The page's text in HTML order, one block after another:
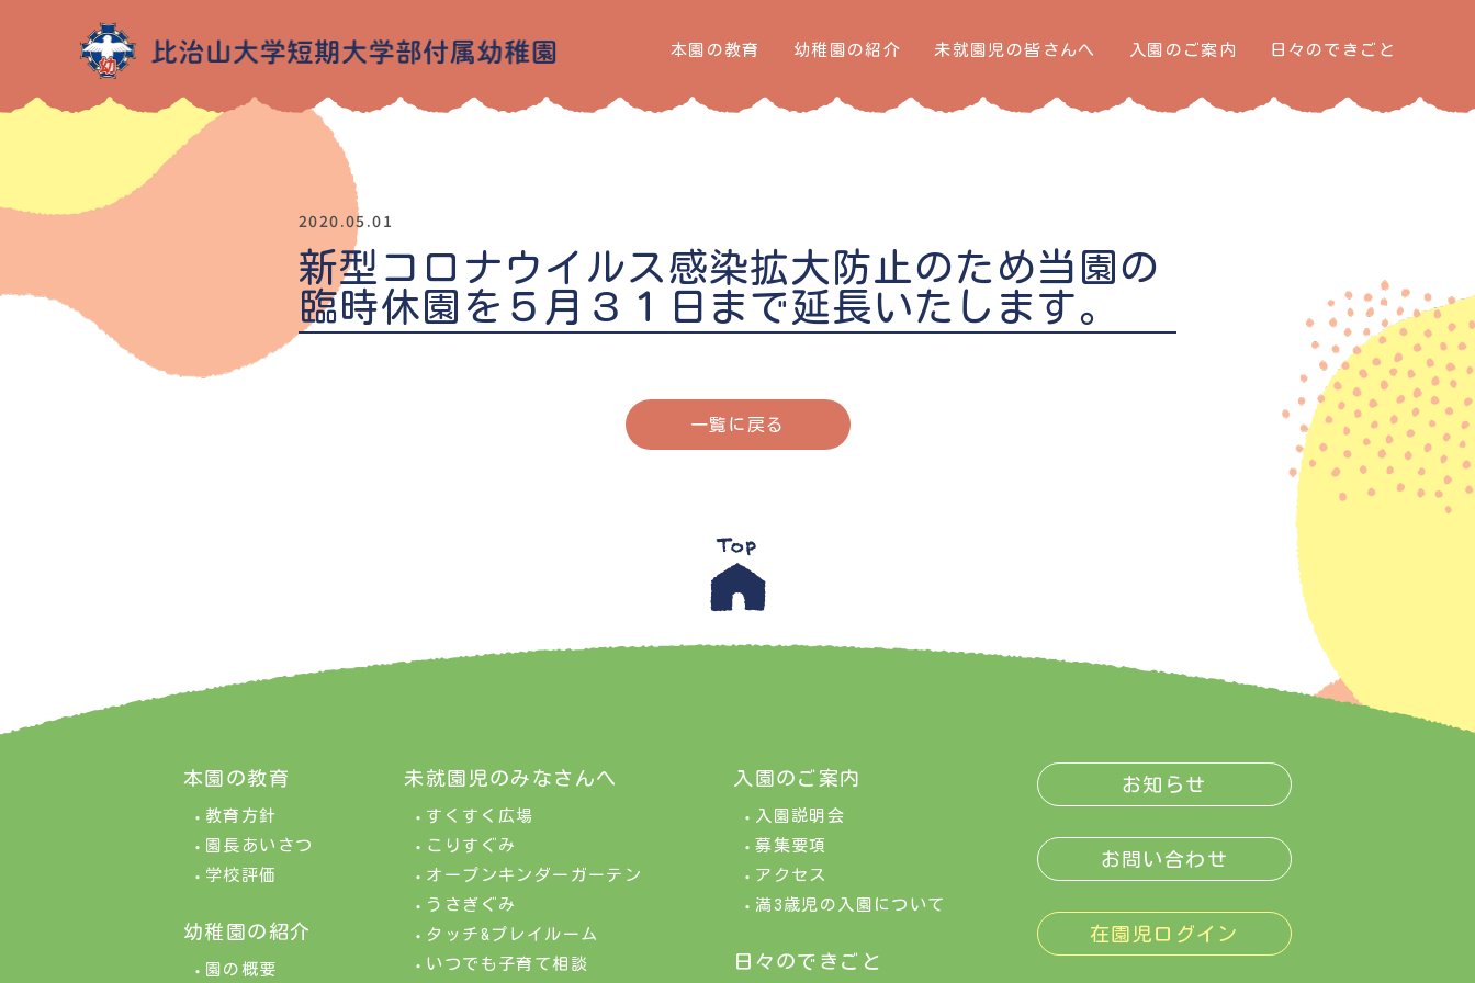
本園の教育 幼稚園の紹介 未就園児の皆さんへ 入園のご案内 日々のできごと
2020.05.01
新型コロナウイルス感染拡大防止のため当園の
臨時休園を５月３１日まで延長いたします。
一覧に戻る
本園の教育
教育方針
園長あいさつ
学校評価
幼稚園の紹介
園の概要
未就園児のみなさんへ
すくすく広場
こりすぐみ
オープンキンダーガーテン
うさぎぐみ
タッチ&プレイルーム
いつでも子育て相談
入園のご案内
入園説明会
募集要項
アクセス
満3歳児の入園について
日々のできごと
お知らせ
お問い合わせ
在園児ログイン